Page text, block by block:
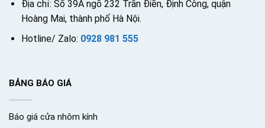
Địa chỉ: Số 39A ngõ 232 Trần Điền, Định Công, quận
Hoàng Mai, thành phố Hà Nội.
Hotline/ Zalo: 0928 981 555
BẢNG BÁO GIÁ
Báo giá cửa nhôm kính